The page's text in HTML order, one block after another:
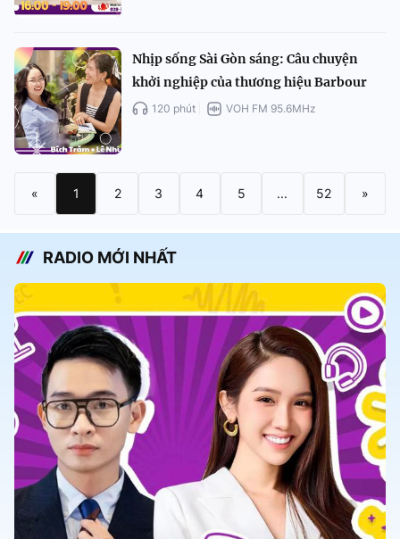
Nhịp sống Sài Gòn sáng: Câu chuyện
khởi nghiệp của thương hiệu Barbour
120 phút VOH FM 95.6MHz
« 1 2 3 4 5 ... 52 »
RADIO MỚI NHẤT